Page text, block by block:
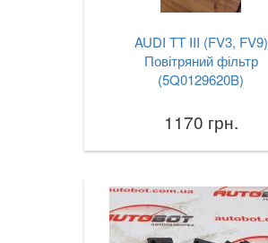
AUDI TT III (FV3, FV9)
Повітряний фільтр
(5Q0129620B)
1170 грн.